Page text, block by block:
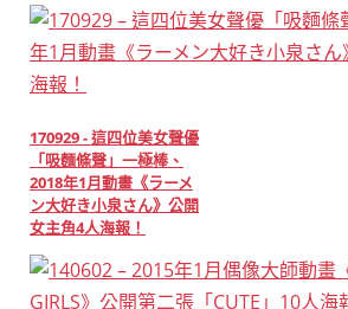
170929 - 這四位美女聲優
「吸麵條聲」一極棒、
2018年1月動畫《ラーメ
ン大好き小泉さん》公開
女主角4人海報！